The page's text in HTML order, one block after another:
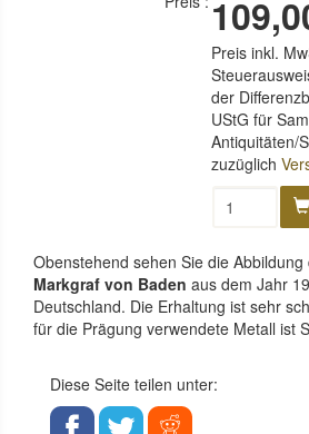
Preis inkl.
der
UStG für
Antiquitäten/
zuzüglich
Obenstehend sehen Sie die
Markgraf von Baden aus dem Jahr
Deutschland. Die Erhaltung ist sehr
für die Prägung verwendete Metall ist
Diese Seite teilen unter: